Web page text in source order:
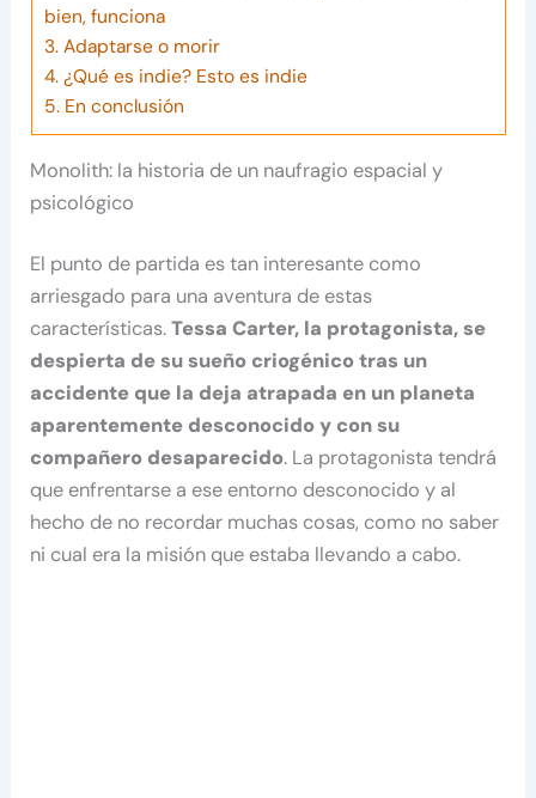
bien, funciona
3.Adaptarse o morir
4.¿Qué es indie? Esto es indie
5.En conclusión
Monolith: la historia de un naufragio espacial y
psicológico
El punto de partida es tan interesante como
arriesgado para una aventura de estas
características.Tessa Carter, la protagonista, se
despierta de su sueño criogénico tras un
accidente que la deja atrapada en un planeta
aparentemente desconocido y con su
compañero desaparecido. La protagonista tendrá
que enfrentarse a ese entorno desconocido y al
hecho de no recordar muchas cosas, como no saber
ni cual era la misión que estaba llevando a cabo.